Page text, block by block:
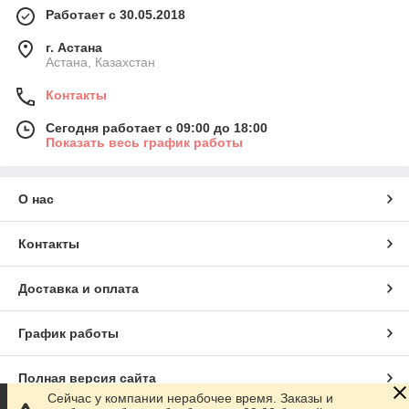
Работает с 30.05.2018
г. Астана
Астана, Казахстан
Контакты
Сегодня работает с 09:00 до 18:00
Показать весь график работы
О нас
Контакты
Доставка и оплата
График работы
Полная версия сайта
Сейчас у компании нерабочее время. Заказы и